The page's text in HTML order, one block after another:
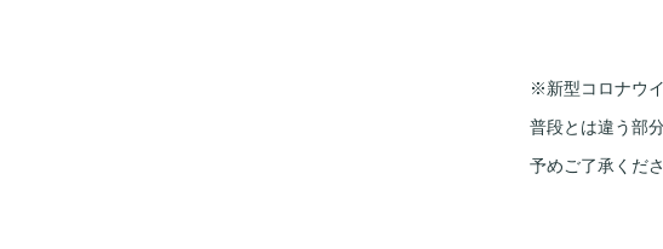
※新型コロナウ
普段とは違う部
予めご了承くだ